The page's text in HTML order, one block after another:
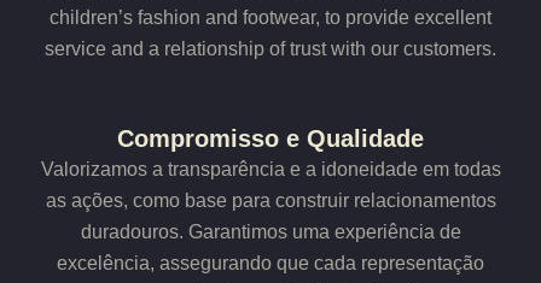
children’s fashion and footwear, to provide excellent
service and a relationship of trust with our customers.
Compromisso e Qualidade
Valorizamos a transparência e a idoneidade em todas
as ações, como base para construir relacionamentos
duradouros. Garantimos uma experiência de
excelência, assegurando que cada representação